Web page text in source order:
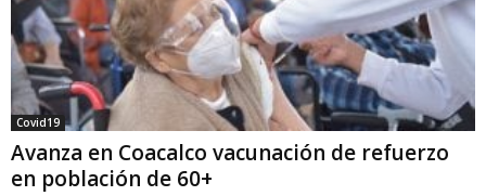
Covid19
Avanza en Coacalco vacunación de refuerzo
en población de 60+